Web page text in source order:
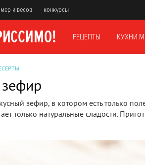
и весов конкурсы
РЕЦЕПТЫ КУХНИ
зефир, в котором есть только
только натуральные сладости.